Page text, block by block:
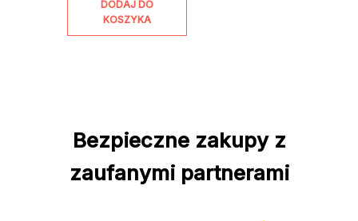
DODAJ DO
KOSZYKA
Bezpieczne zakupy z
zaufanymi partnerami